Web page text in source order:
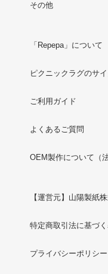
その他
「Repepa」について
ピクニックラグのサ
ご利用ガイド
よくあるご質問
OEM製作について（
【運営元】山陽製紙
特定商取引法に基づ
プライバシーポリシー